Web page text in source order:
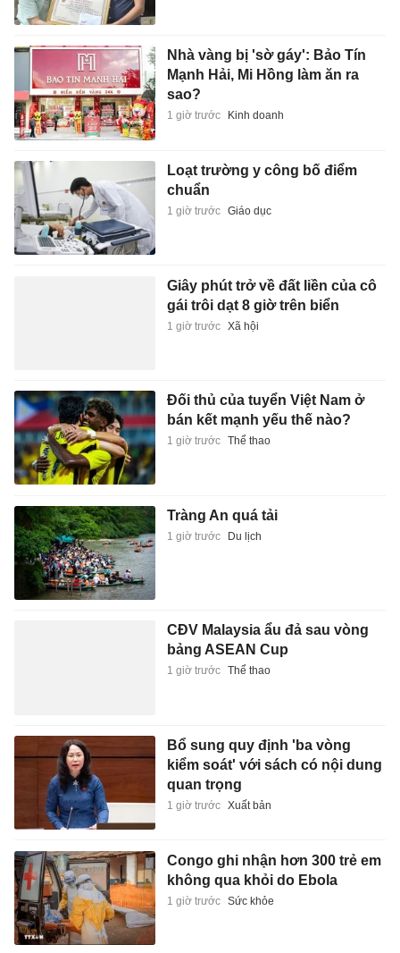
Nhà vàng bị 'sờ gáy': Bảo Tín
Mạnh Hải, Mi Hồng làm ăn ra
sao?
1 giờ trước Kinh doanh
Loạt trường y công bố điểm
chuẩn
1 giờ trước Giáo dục
Giây phút trở về đất liền của cô
gái trôi dạt 8 giờ trên biển
1 giờ trước Xã hội
Đối thủ của tuyển Việt Nam ở
bán kết mạnh yếu thế nào?
1 giờ trước Thể thao
Tràng An quá tải
1 giờ trước Du lịch
CĐV Malaysia ẩu đả sau vòng
bảng ASEAN Cup
1 giờ trước Thể thao
Bổ sung quy định 'ba vòng
kiểm soát' với sách có nội dung
quan trọng
1 giờ trước Xuất bản
Congo ghi nhận hơn 300 trẻ em
không qua khỏi do Ebola
1 giờ trước Sức khỏe